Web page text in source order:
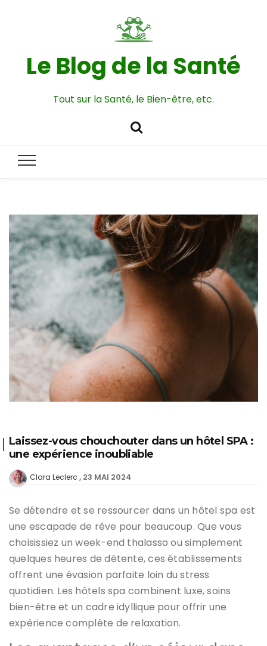
Le Blog de la Santé
Tout sur la Santé, le Bien-être, etc.
Laissez-vous chouchouter dans un hôtel SPA :
une expérience inoubliable
Clara Leclerc 23 MAI 2024
Se détendre et se ressourcer dans un hôtel spa est
une escapade de rêve pour beaucoup. Que vous
choisissiez un week-end thalasso ou simplement
quelques heures de détente, ces établissements
offrent une évasion parfaite loin du stress
quotidien. Les hôtels spa combinent luxe, soins
bien-être et un cadre idyllique pour offrir une
expérience complète de relaxation.